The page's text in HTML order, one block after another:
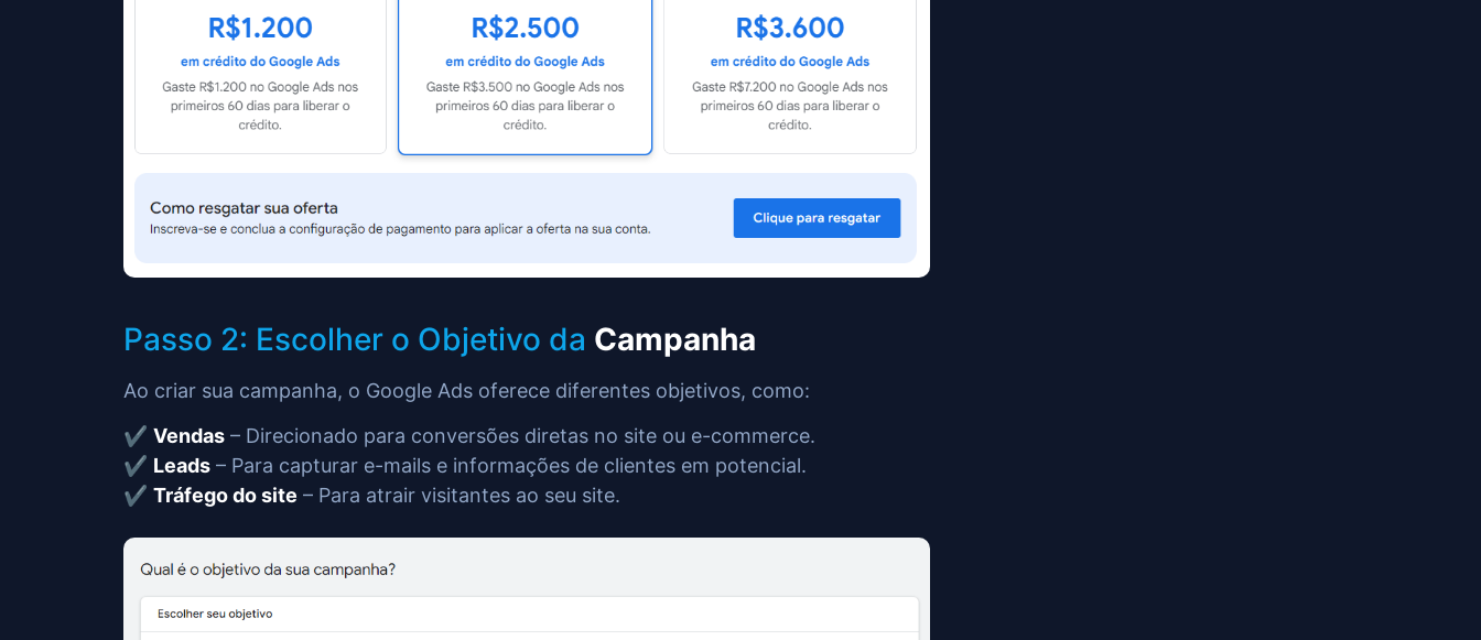
Passo 2: Escolher o Objetivo da Campanha
Ao criar sua campanha, o Google Ads oferece diferentes objetivos, como:
✔️ Vendas – Direcionado para conversões diretas no site ou e-commerce.
✔️ Leads – Para capturar e-mails e informações de clientes em potencial.
✔️ Tráfego do site – Para atrair visitantes ao seu site.